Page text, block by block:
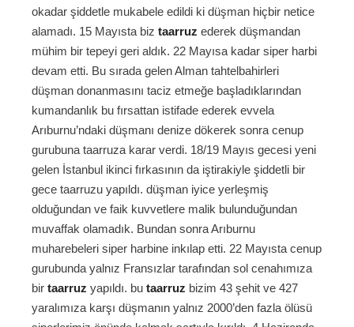
okadar şiddetle mukabele edildi ki düşman hiçbir netice
alamadı. 15 Mayısta biz taarruz ederek düşmandan
mühim bir tepeyi geri aldık. 22 Mayısa kadar siper harbi
devam etti. Bu sırada gelen Alman tahtelbahirleri
düşman donanmasını taciz etmeğe başladıklarından
kumandanlık bu fırsattan istifade ederek evvela
Arıburnu’ndaki düşmanı denize dökerek sonra cenup
gurubuna taarruza karar verdi. 18/19 Mayıs gecesi yeni
gelen İstanbul ikinci fırkasının da iştirakiyle şiddetli bir
gece taarruzu yapıldı. düşman iyice yerleşmiş
olduğundan ve faik kuvvetlere malik bulunduğundan
muvaffak olamadık. Bundan sonra Arıburnu
muharebeleri siper harbine inkılap etti. 22 Mayısta cenup
gurubunda yalnız Fransızlar tarafından sol cenahımıza
bir taarruz yapıldı. bu taarruz bizim 43 şehit ve 427
yaralımıza karşı düşmanın yalnız 2000’den fazla ölüsü